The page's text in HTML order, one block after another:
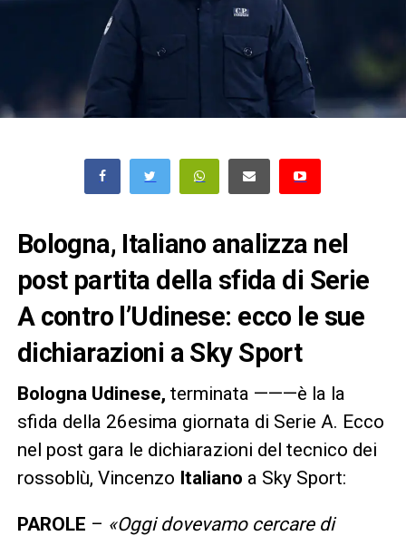
Bologna, Italiano analizza nel
post partita della sfida di Serie
A contro l’Udinese: ecco le sue
dichiarazioni a Sky Sport
Bologna Udinese, terminata ———è la la
sfida della 26esima giornata di Serie A. Ecco
nel post gara le dichiarazioni del tecnico dei
rossoblù, Vincenzo Italiano a Sky Sport:
PAROLE – «Oggi dovevamo cercare di